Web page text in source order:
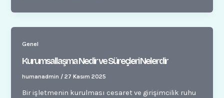
Genel
Kurumsallaşma Nedir ve Süreçleri Nelerdir
humanadmin /27 Kasım 2025
Bir işletmenin kurulması cesaret ve girişimcilik ruhu